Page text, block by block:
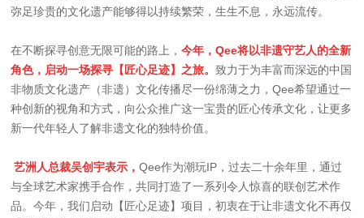
弥足珍贵的文化遗产能够得以持续繁荣，生生不息，永远流传。
在不断探寻创意无限可能的路上，今年，Qee将以非遗守艺人的全新
角色，启动一场探寻【匠心足迹】之旅。致力于为丰富而深远的中国
非物质文化遗产（非遗）文化传播尽一份绵薄之力，Qee希望通过一
种创新的视角和方式，向公众推广这一宝贵的匠心传承文化，让更多
新一代年轻人了解非遗文化的独特价值。
艺洲人总裁吴创宇表示，Qee作为潮玩IP，过去二十余年里，通过
与全球艺术家携手合作，共同打造了一系列令人惊喜的联创艺术作
品。今年，我们启动【匠心足迹】项目，初衷在于让非遗文化不再仅